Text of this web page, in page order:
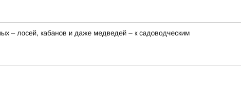
– лосей, кабанов и даже медведей – к садоводческим